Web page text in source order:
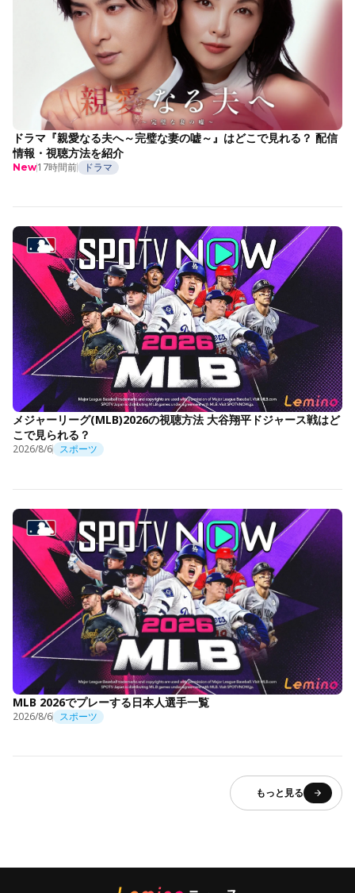
ドラマ『親愛なる夫へ～完璧な妻の嘘～』はどこで見れる？ 配信
情報・視聴方法を紹介
New17時間前 ドラマ
メジャーリーグ(MLB)2026の視聴方法 大谷翔平ドジャース戦はど
こで見られる？
2026/8/6 スポーツ
MLB 2026でプレーする日本人選手一覧
2026/8/6 スポーツ
もっと見る